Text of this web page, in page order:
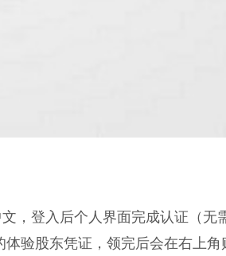
，登入后个人界面完成认证（无
验股东凭证，领完后会在右上角